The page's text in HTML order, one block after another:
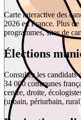
Carte interactive des
2026 en France. Plus
programmes, sites de
Élections
Consultez les candidats
34 000 communes
centre, droite,
(urbain, périurbain,